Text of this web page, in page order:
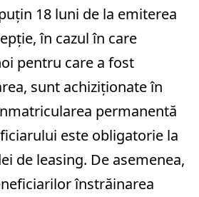
18 luni de la emiterea
în cazul în care
pentru care a fost
sunt achiziţionate în
permanentă
este obligatorie la
de leasing. De asemenea,
înstrăinarea